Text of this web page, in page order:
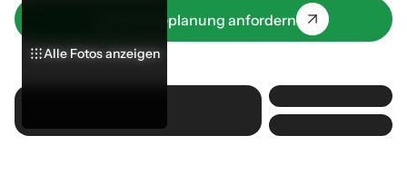
Jetzt Reiseplanung anfordern
Alle Fotos anzeigen
Alle Fotos anzeigen
Alle Fotos anzeigen